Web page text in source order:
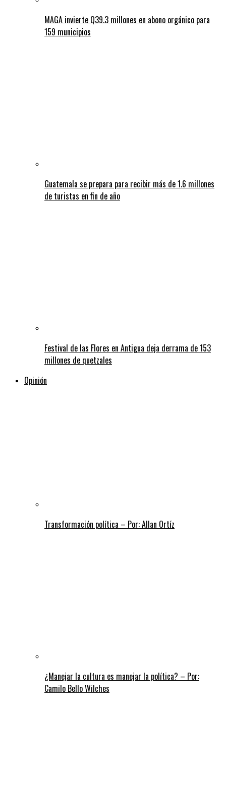
MAGA invierte Q39.3 millones en abono orgánico para
159 municipios
Guatemala se prepara para recibir más de 1.6 millones
de turistas en fin de año
Festival de las Flores en Antigua deja derrama de 153
millones de quetzales
Opinión
Transformación política – Por: Allan Ortíz
¿Manejar la cultura es manejar la política? – Por:
Camilo Bello Wilches